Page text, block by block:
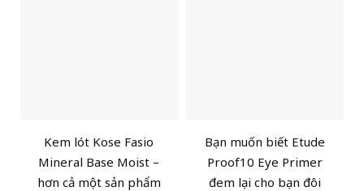
Kem lót Kose Fasio
Mineral Base Moist –
hơn cả một sản phẩm
Bạn muốn biết Etude
Proof10 Eye Primer
đem lại cho bạn đôi